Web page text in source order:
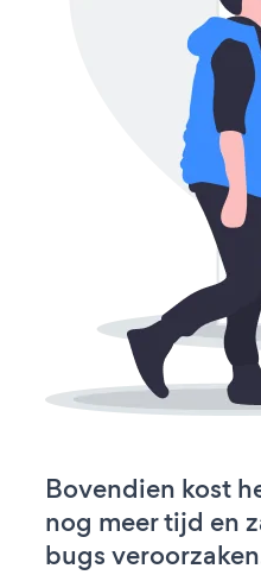
Bovendien kost
nog meer tijd en
bugs